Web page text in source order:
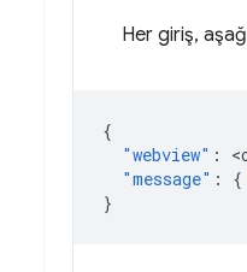
Her giriş,
{
"webview" : <
"message" : {
}